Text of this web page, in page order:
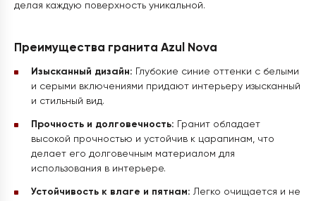
делая каждую поверхность уникальной.
Преимущества гранита Azul Nova
Изысканный дизайн: Глубокие синие оттенки с белыми
и серыми включениями придают интерьеру изысканный
и стильный вид.
Прочность и долговечность: Гранит обладает
высокой прочностью и устойчив к царапинам, что
делает его долговечным материалом для
использования в интерьере.
Устойчивость к влаге и пятнам: Легко очищается и не